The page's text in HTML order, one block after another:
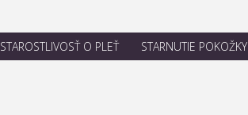
STAROSTLIVOSŤ O PLEŤ STARNUTIE POKOŽKY